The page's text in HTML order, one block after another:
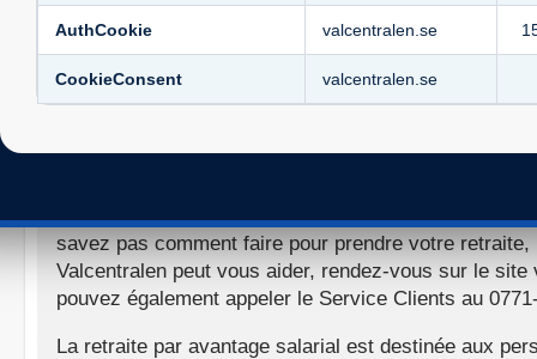
AuthCookie valcentralen.se
CookieConsent valcentralen.se
activité, votre retraite sera plus élevée. Une partie de
est définie par les cotisations, et vous avez choisi
pouvez choisir vous-même la durée de versement,
une période limitée, au moins cinq ans. Vous ne
Si vous ne savez pas quelle compagnie vous avez
savez pas comment faire pour prendre votre
Valcentralen peut vous aider, rendez-vous sur le site
pouvez également appeler le Service Clients au
La retraite par avantage salarial est destinée aux